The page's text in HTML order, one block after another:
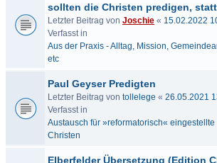
sollten die Christen predigen, statt
Letzter Beitrag von Joschie « 15.02.2022
Verfasst in
Aus der Praxis - Alltag, Mission,
etc
Paul Geyser Predigten
Letzter Beitrag von tollelege « 26.05.2021
Verfasst in
Austausch für »reformatorisch« eingestellte
Christen
Elberfelder Übersetzung (Edition